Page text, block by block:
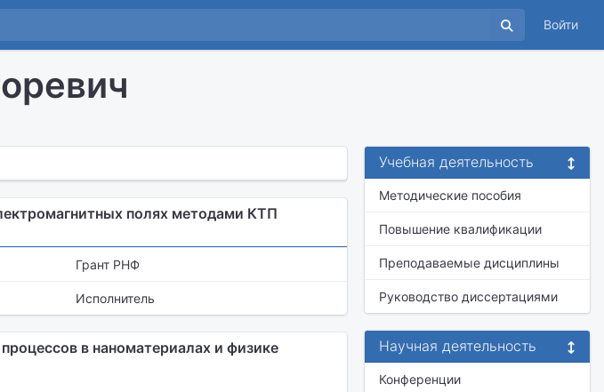
Войти
полях методами КТП
Грант РНФ
Исполнитель
в наноматериалах и физике
Учебная деятельность
Методические пособия
Повышение квалификации
Преподаваемые дисциплины
Руководство диссертациями
Научная деятельность
Конференции